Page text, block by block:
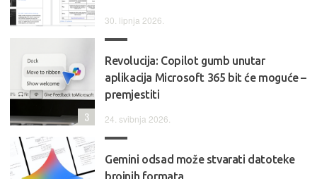
30. lipnja 2026.
Revolucija: Copilot gumb unutar
aplikacija Microsoft 365 bit će moguće –
premjestiti
24. svibnja 2026.
3
Gemini odsad može stvarati datoteke
brojnih formata